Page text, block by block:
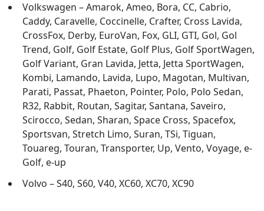
Volkswagen – Amarok, Ameo, Bora, CC, Cabrio,
Caddy, Caravelle, Coccinelle, Crafter, Cross Lavida,
CrossFox, Derby, EuroVan, Fox, GLI, GTI, Gol, Gol
Trend, Golf, Golf Estate, Golf Plus, Golf SportWagen,
Golf Variant, Gran Lavida, Jetta, Jetta SportWagen,
Kombi, Lamando, Lavida, Lupo, Magotan, Multivan,
Parati, Passat, Phaeton, Pointer, Polo, Polo Sedan,
R32, Rabbit, Routan, Sagitar, Santana, Saveiro,
Scirocco, Sedan, Sharan, Space Cross, Spacefox,
Sportsvan, Stretch Limo, Suran, TSi, Tiguan,
Touareg, Touran, Transporter, Up, Vento, Voyage, e-
Golf, e-up
Volvo – S40, S60, V40, XC60, XC70, XC90